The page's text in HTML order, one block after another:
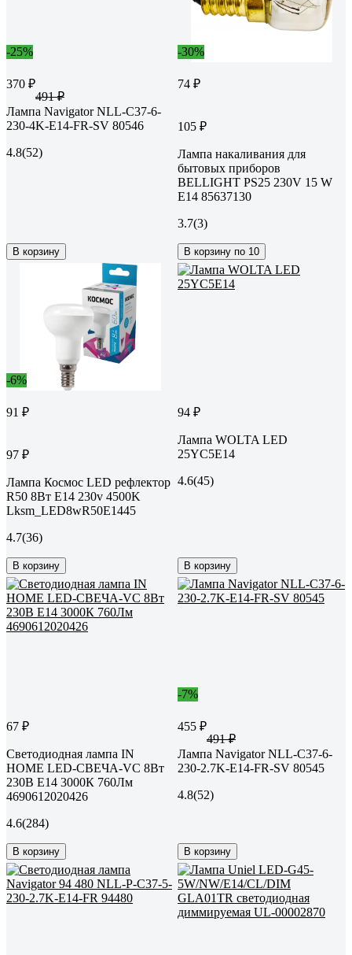
-25%
370 ₽
491 ₽
Лампа Navigator NLL-C37-6-
230-4K-E14-FR-SV 80546
4.8(52)
В корзину
-30%
74 ₽
105 ₽
Лампа накаливания для
бытовых приборов
BELLIGHT PS25 230V 15 W
E14 85637130
3.7(3)
В корзину по 10
-6%
91 ₽
97 ₽
Лампа Космос LED рефлектор
R50 8Вт Е14 230v 4500K
Lksm_LED8wR50E1445
4.7(36)
В корзину
94 ₽
Лампа WOLTA LED
25YC5E14
4.6(45)
В корзину
67 ₽
Светодиодная лампа IN
HOME LED-СВЕЧА-VC 8Вт
230В Е14 3000К 760Лм
4690612020426
4.6(284)
В корзину
-7%
455 ₽
491 ₽
Лампа Navigator NLL-C37-6-
230-2.7K-E14-FR-SV 80545
4.8(52)
В корзину